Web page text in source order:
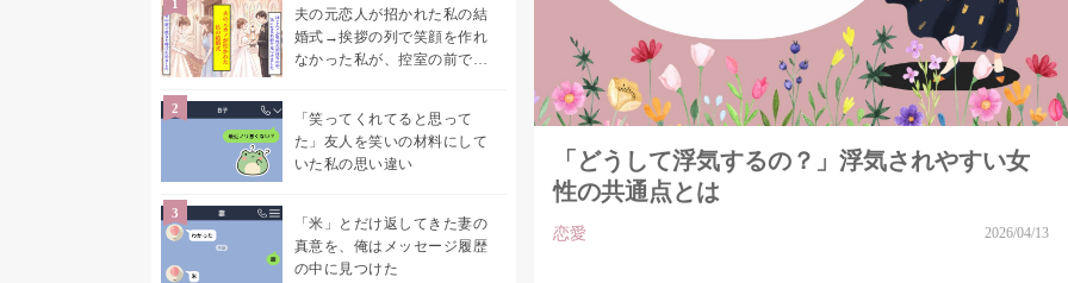
夫の元恋人が招かれた私の結
婚式→挨拶の列で笑顔を作れ
なかった私が、控室の前で彼
「笑ってくれてると思って
た」友人を笑いの材料にして
いた私の思い違い
「米」とだけ返してきた妻の
真意を、俺はメッセージ履歴
の中に見つけた
「どうして浮気するの？」浮気されやすい女
性の共通点とは
恋愛 2026/04/13